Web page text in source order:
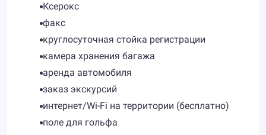
Ксерокс
факс
круглосуточная стойка регистрации
камера хранения багажа
аренда автомобиля
заказ экскурсий
интернет/Wi-Fi на территории (бесплатно)
поле для гольфа